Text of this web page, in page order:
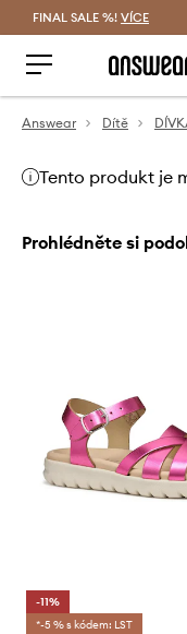
FINAL SALE %! VÍCE
Answear Dítě
Tento produkt je
Prohlédněte si
-11%
*-5 % s kódem: LST